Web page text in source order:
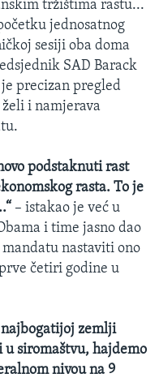
tržištima rastu...
jednosatnog
sesiji oba doma
SAD Barack
precizan pregled
i namjerava
podstaknuti rast
rasta. To je
– istakao je već u
i time jasno dao
nastaviti ono
četiri godine u
najbogatijoj zemlji
siromaštvu, hajdemo
nivou na 9